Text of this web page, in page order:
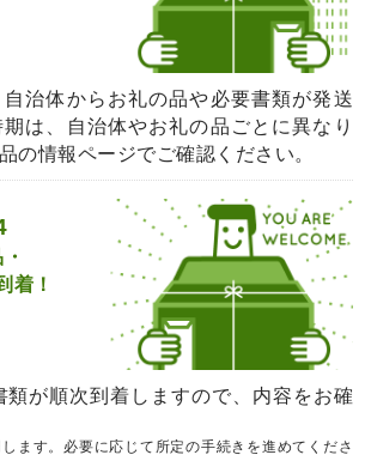
治体からお礼の品や必要書類が発送
は、自治体やお礼の品ごとに異なり
の情報ページでご確認ください。
着！
類が順次到着しますので、内容をお確
ます。必要に応じて所定の手続きを進めてくださ